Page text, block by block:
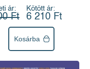
Tibor
ár:
Ft
Kötött ár:
6 210 Ft
Kosárba